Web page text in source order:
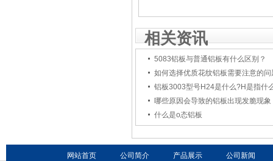
相关资讯
5083铝板与普通铝板有什么区别？
如何选择优质花纹铝板需要注意的问
铝板3003型号H24是什么?H是指什
哪些原因会导致的铝板出现发脆现象
什么是o态铝板
网站首页 公司简介 产品展示 公司新闻